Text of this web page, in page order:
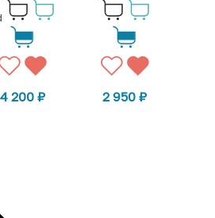
4 200 ₽ 2 950₽